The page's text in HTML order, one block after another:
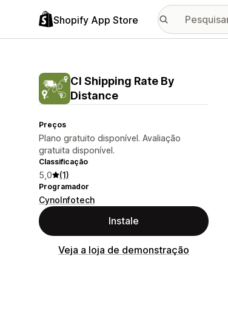
Shopify App Store
CI Shipping Rate By
Distance
Preços
Plano gratuito disponível. Avaliação
gratuita disponível.
Classificação
5,0 (1)
Programador
CynoInfotech
Instale
Veja a loja de demonstração